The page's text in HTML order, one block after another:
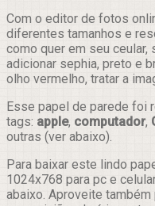
Com o editor de fotos
diferentes tamanhos e
como quer em seu ceular,
adicionar sephia, preto e
olho vermelho, tratar a
Esse papel de parede foi
tags: apple, computador,
outras (ver abaixo).
Para baixar este lindo
1024x768 para pc e
abaixo. Aproveite